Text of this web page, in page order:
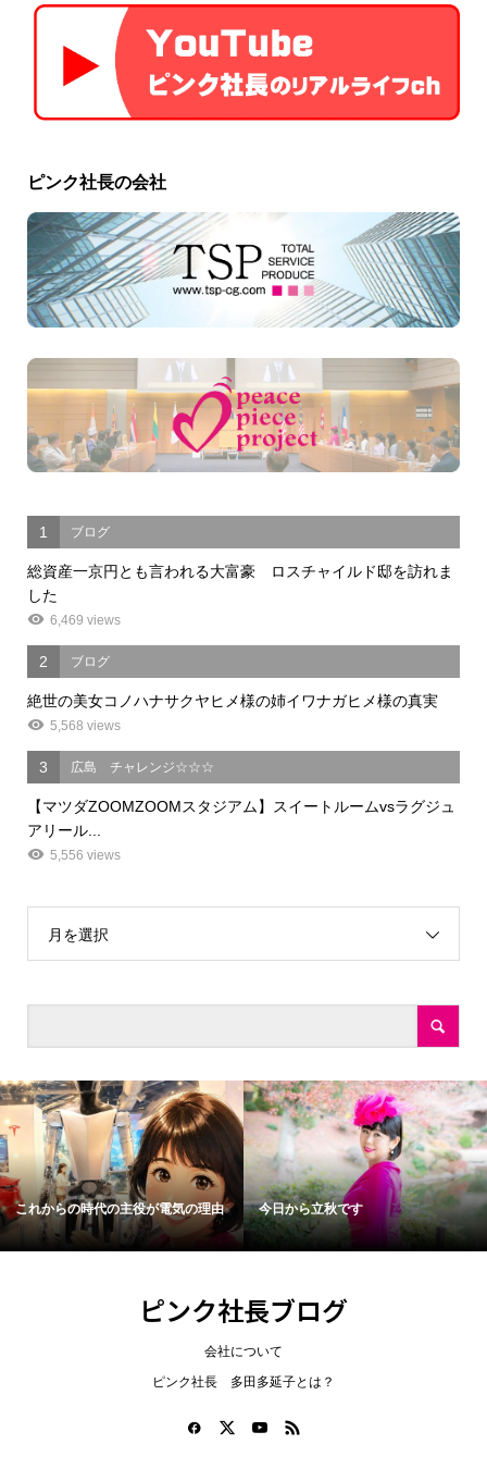
ピンク社長の会社
1 ブログ
総資産一京円とも言われる大富豪 ロスチャイルド邸を訪れま
した
6,469 views
2 ブログ
絶世の美女コノハナサクヤヒメ様の姉イワナガヒメ様の真実
5,568 views
3 広島 チャレンジ☆☆☆
【マツダZOOMZOOMスタジアム】スイートルームvsラグジュ
アリール...
5,556 views
月を選択
これからの時代の主役が電気の理由 今日から立秋です
ピンク社長ブログ
会社について
ピンク社長 多田多延子とは？